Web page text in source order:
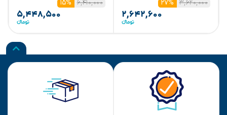
۳,۶۲۰,۰۰۰
۲۷%
۲,۶۴۲,۶۰۰
۶,۴۱۰,۰۰۰
۱۵%
۵,۴۴۸,۵۰۰